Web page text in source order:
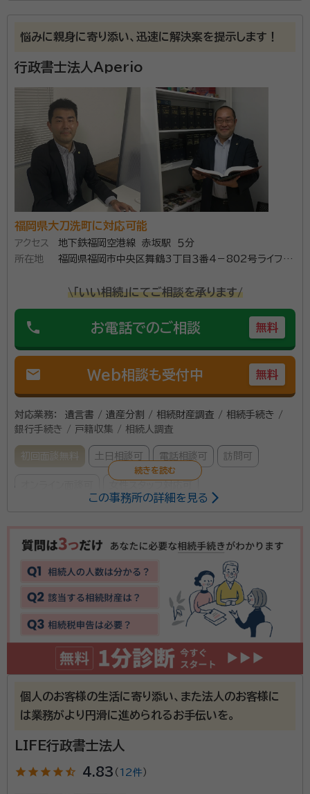
と可能な限りご対応させていただきます。 遺言・相続、
任意後見契約など終活に関する相談や書類作成を承っ
悩みに親身に寄り添い、迅速に解決案を提示します！
行政書士法人Aperio
福岡県大刀洗町に対応可能
アクセス
地下鉄福岡空港線 赤坂駅 ５分
所在地
福岡県福岡市中央区舞鶴3丁目３番4－802号ライフピ
\「いい相続」にてご相談を承ります/
phone お電話でのご相談 無料
mail Web相談も受付中 無料
対応業務：
遺言書 / 遺産分割 / 相続財産調査 / 相続手続き /
銀行手続き / 戸籍収集 / 相続人調査
初回面談無料 土日相談可 電話相談可 訪問可
速・丁寧な対応をします。お話しをお伺いし、お悩みをな
るべく早く解決し、ご依頼いただく方の安心・満足を提
供いたします。相続人の確定・遺産分割・不動産の名義変
更・財産の分配など、豊富な人材を生かし、出来る限り、
ご依頼者の方にご負担のないように手続きをいたしま
す。 【対応地域】福岡県全域 【営業時間】平日9:00～
この事務所の詳細を見る
個人のお客様の生活に寄り添い、また法人のお客様に
は業務がより円滑に進められるお手伝いを。
LIFE行政書士法人
star star star star star_half 4.83 （ 12件）